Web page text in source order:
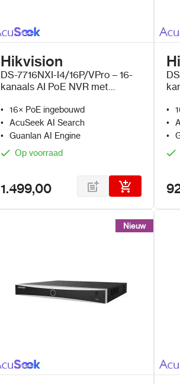
Hikvision
DS-7716NXI-I4/16P/VPro – 16-
kanaals AI PoE NVR met
16× PoE ingebouwd
AcuSeek AI Search
Guanlan AI Engine
Op voorraad
1.499,00
Nieuw
Nieuw